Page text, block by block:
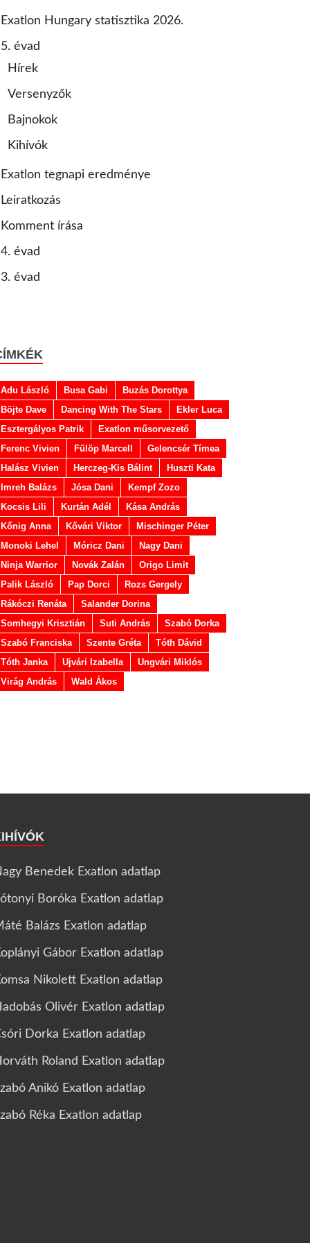
Exatlon Hungary statisztika 2026.
5. évad
Hírek
Versenyzők
Bajnokok
Kihívók
Exatlon tegnapi eredménye
Leiratkozás
Komment írása
4. évad
3. évad
Adu László Busa Gabi
Buzás Dorottya
Böjte Dave
Dancing With The Stars
Ekler Luca
Esztergályos Patrik
Exatlon műsorvezető
Ferenc Vivien
Fülöp Marcell
Gelencsér Tímea
Halász Vivien
Herczeg-Kis Bálint
Huszti Kata
Imreh Balázs
Jósa Dani
Kempf Zozo
Kocsis Lili
Kurtán Adél
Kása András
Kőnig Anna
Kővári Viktor
Mischinger Péter
Monoki Lehel
Móricz Dani
Nagy Dani
Ninja Warrior
Novák Zalán
Origo Limit
Palik László
Pap Dorci
Rozs Gergely
Rákóczi Renáta
Salander Dorina
Somhegyi Krisztián
Suti András
Szabó Dorka
Szabó Franciska
Szente Gréta
Tóth Dávid
Tóth Janka
Ujvári Izabella
Ungvári Miklós
Virág András
Wald Ákos
Benedek Exatlon adatlap
Boróka Exatlon adatlap
Balázs Exatlon adatlap
Gábor Exatlon adatlap
Nikolett Exatlon adatlap
Olivér Exatlon adatlap
Dorka Exatlon adatlap
Roland Exatlon adatlap
Anikó Exatlon adatlap
Réka Exatlon adatlap